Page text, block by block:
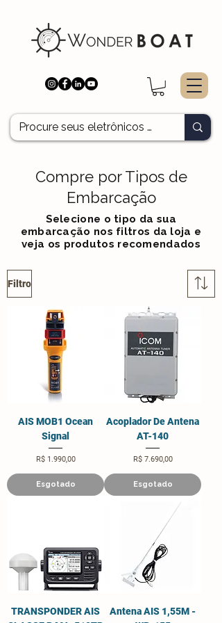
Compre por Tipos de
Embarcação
Selecione o tipo da sua
embarcação nos filtros da loja e
veja os produtos recomendados
Filtro
AIS MOB1 Ocean
Signal
Preço
R$ 1.990,00
Esgotado
Acoplador De Antena
AT-140
Preço
R$ 7.690,00
Esgotado
TRANSPONDER AIS
Antena AIS 1,55M -